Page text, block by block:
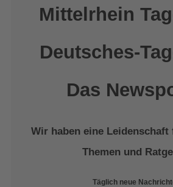
Mittelrhein
Deutsches-
Das
Wir haben eine Leidenschaft
Themen und
Täglich neue